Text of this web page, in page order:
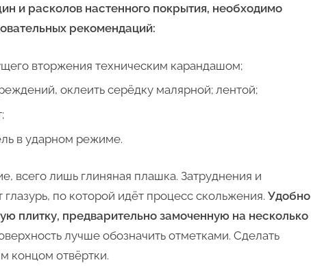
и расколов настенного покрытия, необходимо
рекомендаций:
вторжения техническим карандашом;
оклеить серёдку малярной; лентой;
в ударном режиме.
всего лишь глиняная плашка. Затруднения и
по которой идёт процесс скольжения. Удобно
плитку, предварительно замоченную на несколько
лучше обозначить отметками. Сделать
концом отвёртки.